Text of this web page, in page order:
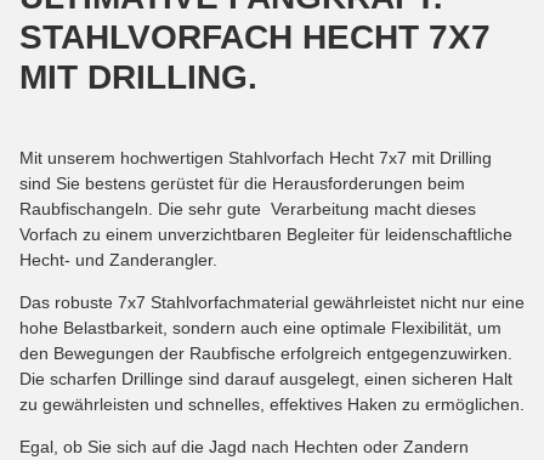
STAHLVORFACH HECHT 7X7
MIT DRILLING.
Mit unserem hochwertigen Stahlvorfach Hecht 7x7 mit Drilling
sind Sie bestens gerüstet für die Herausforderungen beim
Raubfischangeln. Die sehr gute Verarbeitung macht dieses
Vorfach zu einem unverzichtbaren Begleiter für leidenschaftliche
Hecht- und Zanderangler.
Das robuste 7x7 Stahlvorfachmaterial gewährleistet nicht nur eine
hohe Belastbarkeit, sondern auch eine optimale Flexibilität, um
den Bewegungen der Raubfische erfolgreich entgegenzuwirken.
Die scharfen Drillinge sind darauf ausgelegt, einen sicheren Halt
zu gewährleisten und schnelles, effektives Haken zu ermöglichen.
Egal, ob Sie sich auf die Jagd nach Hechten oder Zandern